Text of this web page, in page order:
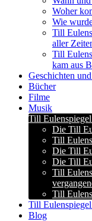
Woher
Wie
Till
aller
Till
kam aus
Geschichten
Bücher
Filme
Musik
Till
Die Till
Till
Die Till
Die Till
Till
Till
Till
Blog